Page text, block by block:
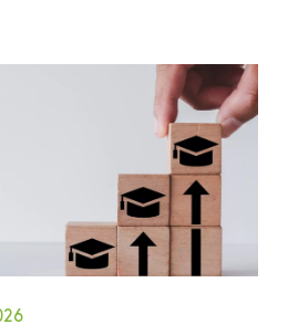
de mediación
reconocidos
del cuidado y buen